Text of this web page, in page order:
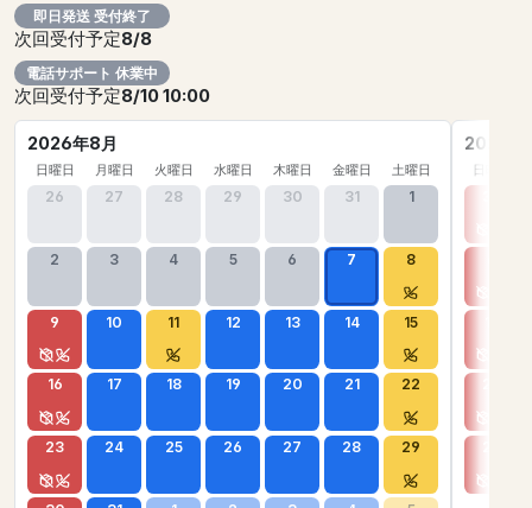
即日発送 受付終了
次回受付予定8/8
電話サポート 休業中
次回受付予定8/10 10:00
2026年8月
日曜日 月曜日 火曜日 水曜日 木曜日 金曜日 土曜日
26 27 28 29 30 31 1
2 3 4 5 6 7 8
9 10 11 12 13 14 15
16 17 18 19 20 21 22
23 24 25 26 27 28 29
2026年
日曜日